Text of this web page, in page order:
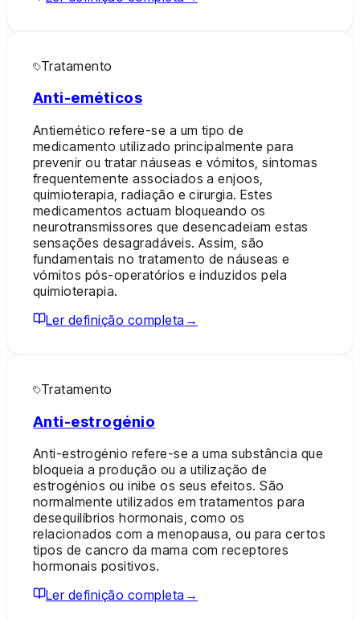
Tratamento
Anti-eméticos
Antiemético refere-se a um tipo de
medicamento utilizado principalmente para
prevenir ou tratar náuseas e vómitos, sintomas
frequentemente associados a enjoos,
quimioterapia, radiação e cirurgia. Estes
medicamentos actuam bloqueando os
neurotransmissores que desencadeiam estas
sensações desagradáveis. Assim, são
fundamentais no tratamento de náuseas e
vómitos pós-operatórios e induzidos pela
quimioterapia.
Ler definição completa →
Tratamento
Anti-estrogénio
Anti-estrogénio refere-se a uma substância que
bloqueia a produção ou a utilização de
estrogénios ou inibe os seus efeitos. São
normalmente utilizados em tratamentos para
desequilíbrios hormonais, como os
relacionados com a menopausa, ou para certos
tipos de cancro da mama com receptores
hormonais positivos.
Ler definição completa →